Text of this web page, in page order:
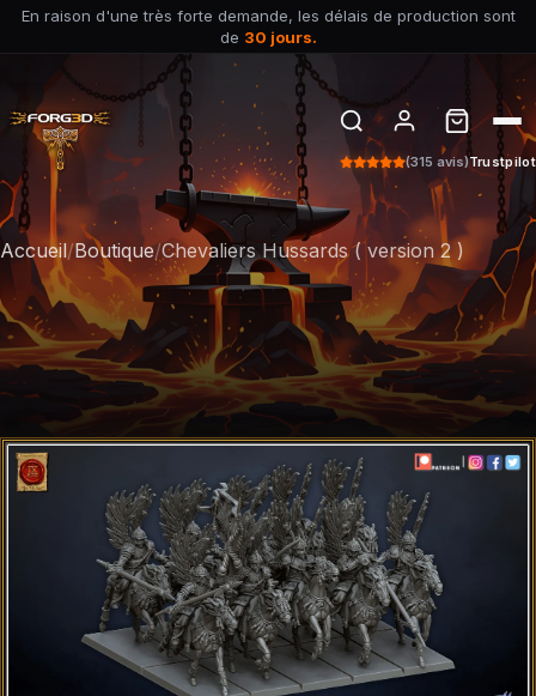
En raison d'une très forte demande, les délais de production sont
de 30 jours.
(315 avis)Trustpilot
Accueil/Boutique/Chevaliers Hussards ( version 2 )